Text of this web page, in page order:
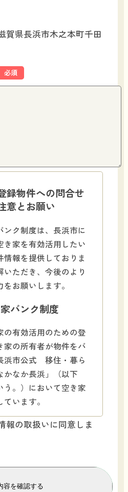
賀県長浜市木之本町千田
必須
録物件への問合せ
意とお願い
ンク制度は、長浜市に
き家を有効活用したい
情報を提供しておりま
いただき、今後のより
お願いします。
バンク制度
の有効活用のための登
家の所有者が物件をバ
浜市公式 移住・暮ら
なか長浜」（以下
う。）において空き家
います。
理運営については、
議会では、専門家によ
報の取扱いに同意しま